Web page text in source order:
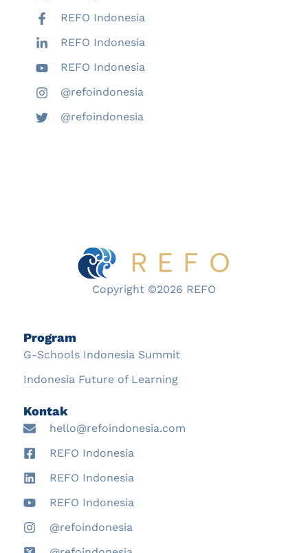
REFO Indonesia
REFO Indonesia
REFO Indonesia
@refoindonesia
@refoindonesia
Copyright ©2026 REFO
Program
G-Schools Indonesia Summit
Indonesia Future of Learning
Kontak
hello@refoindonesia.com
REFO Indonesia
REFO Indonesia
REFO Indonesia
@refoindonesia